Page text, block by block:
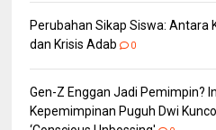
Perubahan Sikap Siswa: Antara
dan Krisis Adab
0
Gen-Z Enggan Jadi Pemimpin?
Kepemimpinan Puguh Dwi